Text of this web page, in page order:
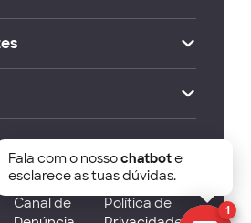
Lisbon School of Economics
2026
Canal de
Política de
1
Fala com o nossochatbote
esclarece as tuas dúvidas.